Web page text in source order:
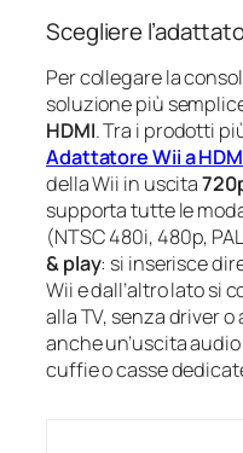
Scegliere
Per collegare la
soluzione più
HDMI. Tra i prodotti
Adattatore Wii a
della Wii in uscita
supporta tutte le
(NTSC 480i, 480p,
& play: si inserisce
Wii e dall’altro lato si
alla TV, senza driver
anche un’uscita
cuffie o casse